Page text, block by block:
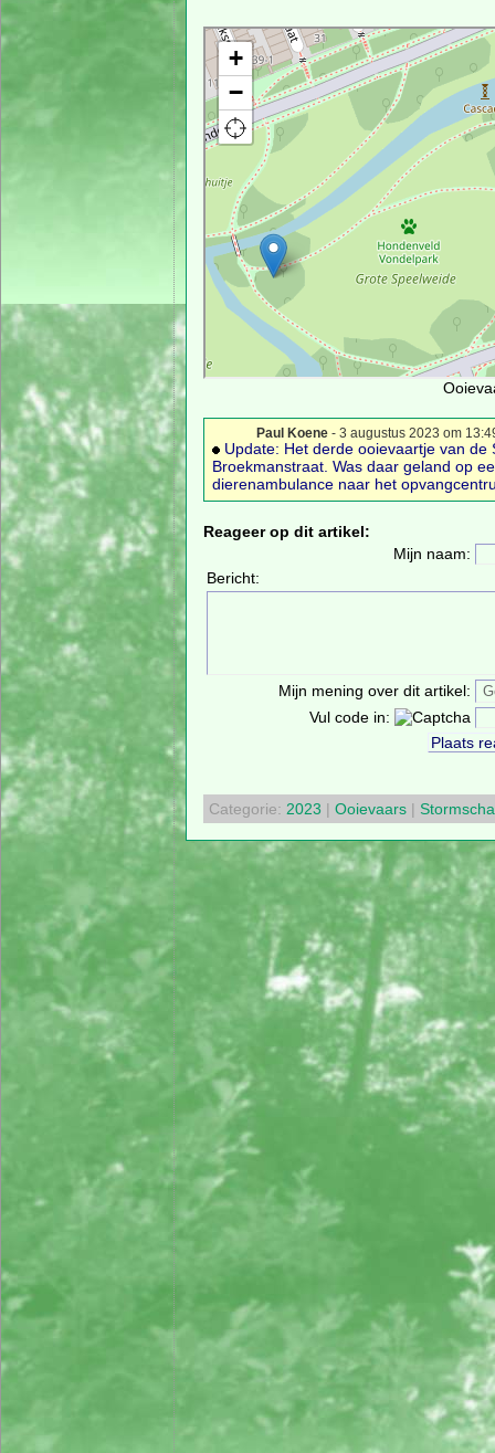
Paul Koene- 3 augustus 2023 om
Update: Het derde ooievaartje van de
Broekmanstraat. Was daar geland op
dierenambulance naar het
Reageer op dit artikel:
Mijn naam:
Bericht:
Mijn mening over dit artikel:
Vul code in:
Categorie: 2023 | Ooievaars|